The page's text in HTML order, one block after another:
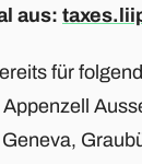
aus:
für